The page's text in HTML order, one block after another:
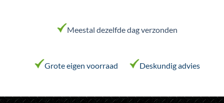
Meestal dezelfde dag verzonden
Grote eigen voorraad Deskundig advies